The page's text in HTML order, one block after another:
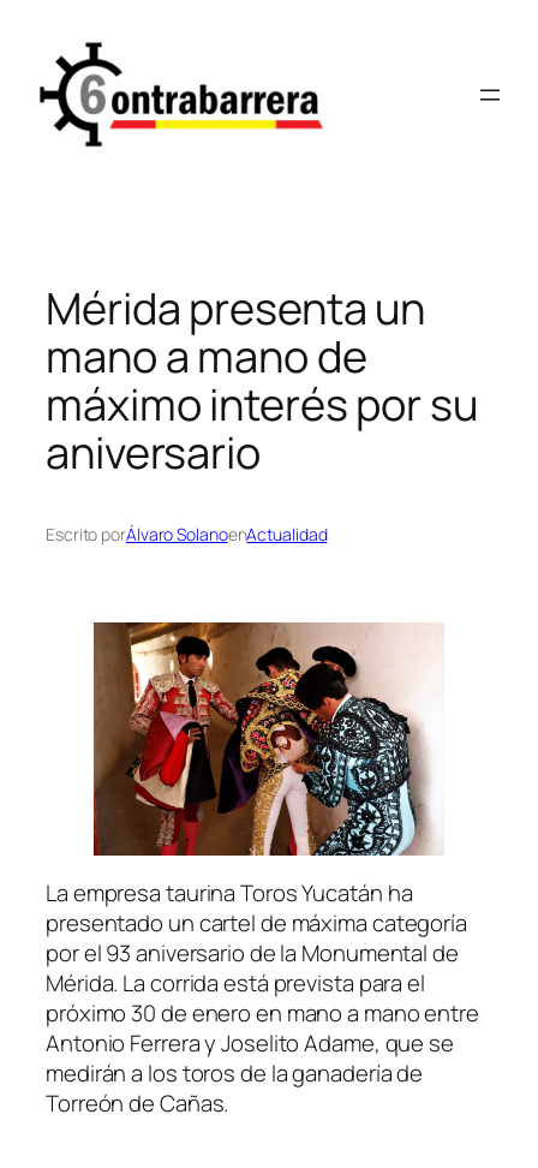
contenido
Mérida presenta un
mano a mano de
máximo interés por su
aniversario
Escrito porÁlvaro SolanoenActualidad
La empresa taurina Toros Yucatán ha
presentado un cartel de máxima categoría
por el 93 aniversario de la Monumental de
Mérida. La corrida está prevista para el
próximo 30 de enero en mano a mano entre
Antonio Ferrera y Joselito Adame, que se
medirán a los toros de la ganadería de
Torreón de Cañas.